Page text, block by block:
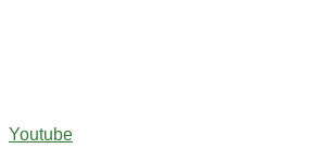
Youtube